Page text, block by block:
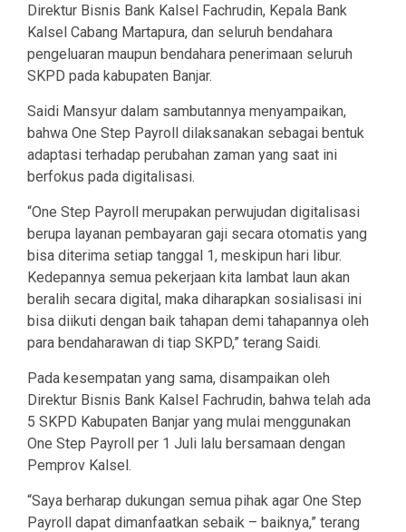
Direktur Bisnis Bank Kalsel Fachrudin, Kepala Bank
Kalsel Cabang Martapura, dan seluruh bendahara
pengeluaran maupun bendahara penerimaan seluruh
SKPD pada kabupaten Banjar.
Saidi Mansyur dalam sambutannya menyampaikan,
bahwa One Step Payroll dilaksanakan sebagai bentuk
adaptasi terhadap perubahan zaman yang saat ini
berfokus pada digitalisasi.
“One Step Payroll merupakan perwujudan digitalisasi
berupa layanan pembayaran gaji secara otomatis yang
bisa diterima setiap tanggal 1, meskipun hari libur.
Kedepannya semua pekerjaan kita lambat laun akan
beralih secara digital, maka diharapkan sosialisasi ini
bisa diikuti dengan baik tahapan demi tahapannya oleh
para bendaharawan di tiap SKPD,” terang Saidi.
Pada kesempatan yang sama, disampaikan oleh
Direktur Bisnis Bank Kalsel Fachrudin, bahwa telah ada
5 SKPD Kabupaten Banjar yang mulai menggunakan
One Step Payroll per 1 Juli lalu bersamaan dengan
Pemprov Kalsel.
“Saya berharap dukungan semua pihak agar One Step
Payroll dapat dimanfaatkan sebaik – baiknya,” terang